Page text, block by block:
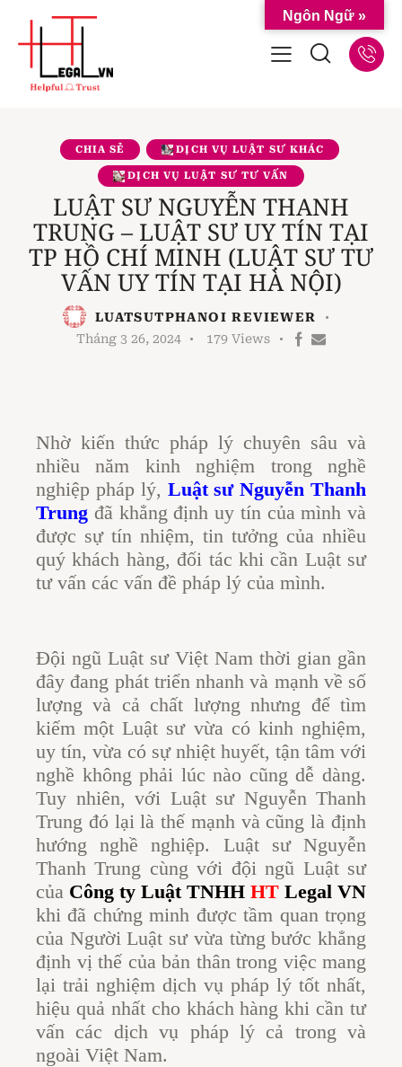
CHIA SẺ DỊCH VỤ LUẬT SƯ KHÁC
DỊCH VỤ LUẬT SƯ TƯ VẤN
LUẬT SƯ NGUYỄN THANH
TRUNG – LUẬT SƯ UY TÍN TẠI
TP HỒ CHÍ MINH (LUẬT SƯ TƯ
VẤN UY TÍN TẠI HÀ NỘI)
LUATSUTPHANOI REVIEWER
Tháng 3 26, 2024
179 Views
Nhờ kiến thức pháp lý chuyên sâu và
nhiều năm kinh nghiệm trong nghề
nghiệp pháp lý, Luật sư Nguyễn Thanh
Trung đã khẳng định uy tín của mình và
được sự tín nhiệm, tin tưởng của nhiều
quý khách hàng, đối tác khi cần Luật sư
tư vấn các vấn đề pháp lý của mình.
Đội ngũ Luật sư Việt Nam thời gian gần
đây đang phát triển nhanh và mạnh về số
lượng và cả chất lượng nhưng để tìm
kiếm một Luật sư vừa có kinh nghiệm,
uy tín, vừa có sự nhiệt huyết, tận tâm với
nghề không phải lúc nào cũng dễ dàng.
Tuy nhiên, với Luật sư Nguyễn Thanh
Trung đó lại là thế mạnh và cũng là định
hướng nghề nghiệp. Luật sư Nguyễn
Thanh Trung cùng với đội ngũ Luật sư
của Công ty Luật TNHH HT Legal VN
khi đã chứng minh được tầm quan trọng
của Người Luật sư vừa từng bước khẳng
định vị thế của bản thân trong việc mang
lại trải nghiệm dịch vụ pháp lý tốt nhất,
hiệu quả nhất cho khách hàng khi cần tư
vấn các dịch vụ pháp lý cả trong và
ngoài Việt Nam.
Ngôn Ngữ »